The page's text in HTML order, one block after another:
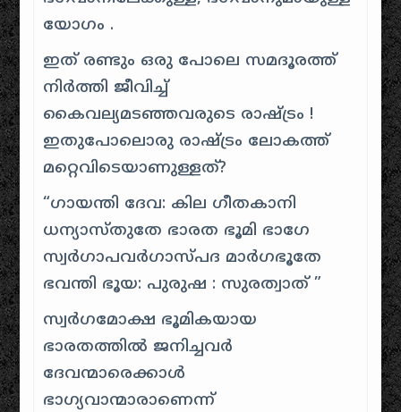
യോഗം .
ഇത് രണ്ടും ഒരു പോലെ സമദൂരത്ത്
നിർത്തി ജീവിച്ച്
കൈവല്യമടഞ്ഞവരുടെ രാഷ്ട്രം !
ഇതുപോലൊരു രാഷ്ട്രം ലോകത്ത്
മറ്റെവിടെയാണുള്ളത്?
“ഗായന്തി ദേവ: കില ഗീതകാനി
ധന്യാസ്തുതേ ഭാരത ഭൂമി ഭാഗേ
സ്വർഗാപവർഗാസ്പദ മാർഗഭൂതേ
ഭവന്തി ഭൂയ: പുരുഷ : സുരത്വാത് ”
സ്വർഗമോക്ഷ ഭൂമികയായ
ഭാരതത്തിൽ ജനിച്ചവർ
ദേവന്മാരെക്കാൾ
ഭാഗ്യവാന്മാരാണെന്ന്